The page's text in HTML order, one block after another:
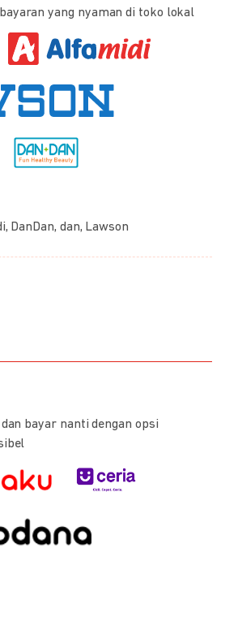
yang nyaman di toko lokal
DanDan, dan, Lawson
bayar nanti dengan opsi